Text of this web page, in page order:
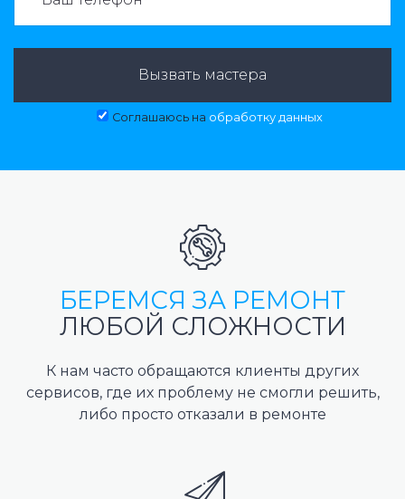
Вызвать мастера
Соглашаюсь на обработку данных
БЕРЕМСЯ ЗА РЕМОНТ
ЛЮБОЙ СЛОЖНОСТИ
К нам часто обращаются клиенты других
сервисов, где их проблему не смогли решить,
либо просто отказали в ремонте